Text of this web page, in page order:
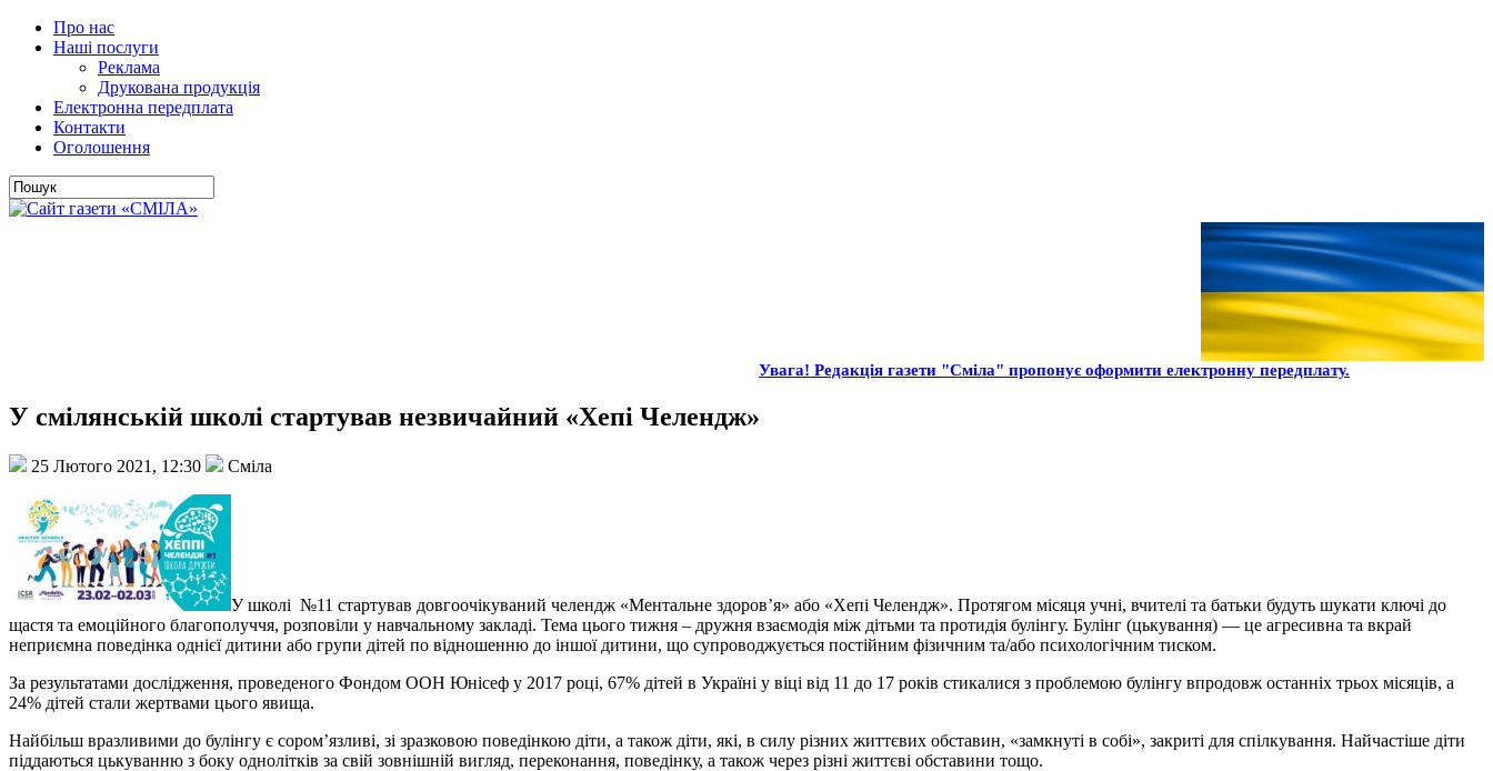
Про нас
Наші послуги
Реклама
Друкована продукція
Електронна передплата
Контакти
Оголошення
Увага! Редакція газети "Сміла" пропонує оформити електронну передплату.
У смілянській школі стартував незвичайний «Хепі Челендж»
25 Лютого 2021, 12:30 Сміла
У школі №11 стартував довгоочікуваний челендж «Ментальне здоров’я» або «Хепі Челендж». Протягом місяця учні, вчителі та батьки будуть шукати ключі до
щастя та емоційного благополуччя, розповіли у навчальному закладі. Тема цього тижня – дружня взаємодія між дітьми та протидія булінгу. Булінг (цькування) — це агресивна та вкрай
неприємна поведінка однієї дитини або групи дітей по відношенню до іншої дитини, що супроводжується постійним фізичним та/або психологічним тиском.
За результатами дослідження, проведеного Фондом ООН Юнісеф у 2017 році, 67% дітей в Україні у віці від 11 до 17 років стикалися з проблемою булінгу впродовж останніх трьох місяців, а
24% дітей стали жертвами цього явища.
Найбільш вразливими до булінгу є сором’язливі, зі зразковою поведінкою діти, а також діти, які, в силу різних життєвих обставин, «замкнуті в собі», закриті для спілкування. Найчастіше діти
піддаються цькуванню з боку однолітків за свій зовнішній вигляд, переконання, поведінку, а також через різні життєві обставини тощо.